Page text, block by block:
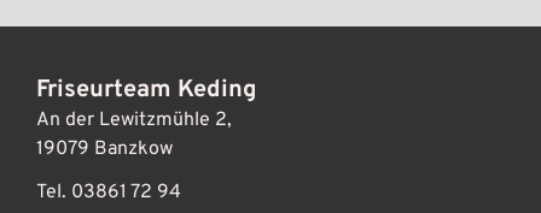
Friseurteam Keding
An der Lewitzmühle 2,
19079 Banzkow
Tel. 03861 72 94